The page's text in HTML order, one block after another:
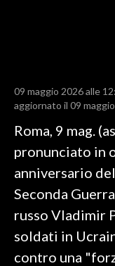
RISULTATI E
CALCIO REGIONALE
BASKET
VOLLEY
MOTORI
TENNIS
ALTRI SPORT
09 maggio 2026 alle
aggiornato il 09
Roma, 9 mag.
pronunciato in
anniversario
Seconda
russo Vladimir
soldati in
contro una